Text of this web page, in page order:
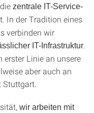
zentrale IT-Service-
In der Tradition eines
verbinden wir
IT-Infrastruktur
erster Linie an unsere
aber auch an
wir arbeiten mit